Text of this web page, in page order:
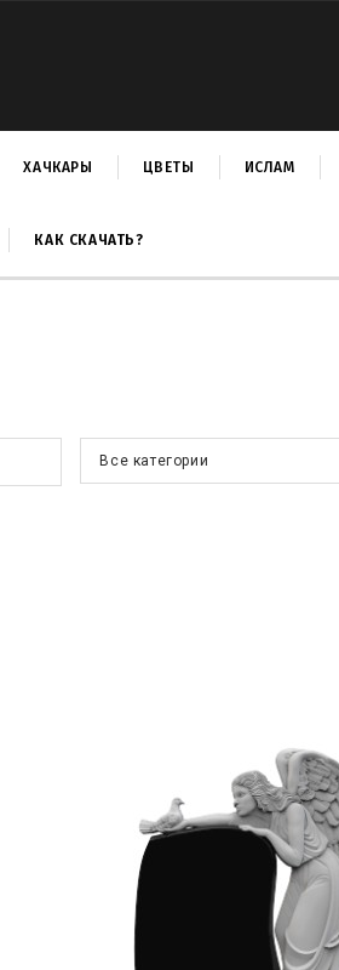
ХАЧКАРЫ ЦВЕТЫ ИСЛАМ
КАК СКАЧАТЬ?
Все категории